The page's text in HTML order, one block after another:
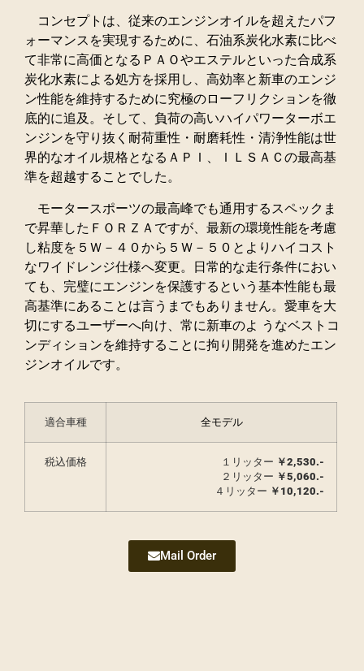
コンセプトは、従来のエンジンオイルを超えたパフ
ォーマンスを実現するために、石油系炭化水素に比べ
て非常に高価となるＰＡＯやエステルといった合成系
炭化水素による処方を採用し、高効率と新車のエンジ
ン性能を維持するために究極のローフリクションを徹
底的に追及。そして、負荷の高いハイパワーターボエ
ンジンを守り抜く耐荷重性・耐磨耗性・清浄性能は世
界的なオイル規格となるＡＰＩ、ＩＬＳＡＣの最高基
準を超越することでした。
モータースポーツの最高峰でも通用するスペックま
で昇華したＦＯＲＺＡですが、最新の環境性能を考慮
し粘度を５Ｗ－４０から５Ｗ－５０とよりハイコスト
なワイドレンジ仕様へ変更。日常的な走行条件におい
ても、完璧にエンジンを保護するという基本性能も最
高基準にあることは言うまでもありません。愛車を大
切にするユーザーへ向け、常に新車のよ うなベストコ
ンディションを維持することに拘り開発を進めたエン
ジンオイルです。
適合車種 全モデル
税込価格 １リッター ￥2,530.-
２リッター ￥5,060.-
４リッター ￥10,120.-
Mail Order